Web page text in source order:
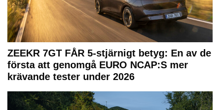
ZEEKR 7GT FÅR 5-stjärnigt betyg: En av de
första att genomgå EURO NCAP:S mer
krävande tester under 2026